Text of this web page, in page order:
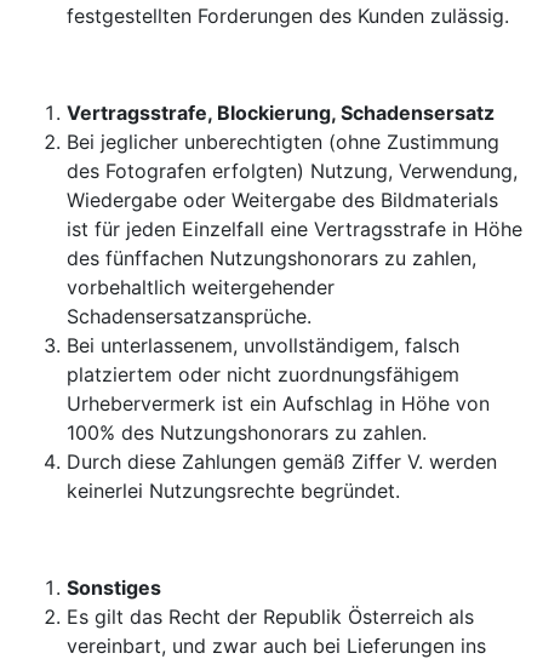
festgestellten Forderungen des Kunden zulässig.
Vertragsstrafe, Blockierung, Schadensersatz
Bei jeglicher unberechtigten (ohne Zustimmung
des Fotografen erfolgten) Nutzung, Verwendung,
Wiedergabe oder Weitergabe des Bildmaterials
ist für jeden Einzelfall eine Vertragsstrafe in Höhe
des fünffachen Nutzungshonorars zu zahlen,
vorbehaltlich weitergehender
Schadensersatzansprüche.
Bei unterlassenem, unvollständigem, falsch
platziertem oder nicht zuordnungsfähigem
Urhebervermerk ist ein Aufschlag in Höhe von
100% des Nutzungshonorars zu zahlen.
Durch diese Zahlungen gemäß Ziffer V. werden
keinerlei Nutzungsrechte begründet.
Sonstiges
Es gilt das Recht der Republik Österreich als
vereinbart, und zwar auch bei Lieferungen ins